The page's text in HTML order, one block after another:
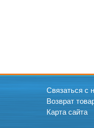
Связаться с
Возврат
Карта сайта